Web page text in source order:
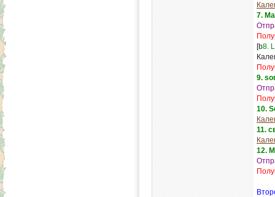
7.
[b8.
9.
10.
11.
12.